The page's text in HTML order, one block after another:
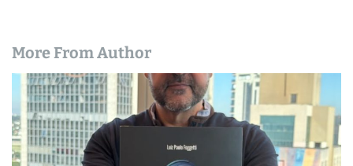
More From Author